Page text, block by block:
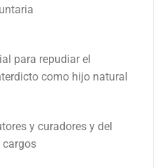
para repudiar el
como hijo natural
y curadores y del
cargos